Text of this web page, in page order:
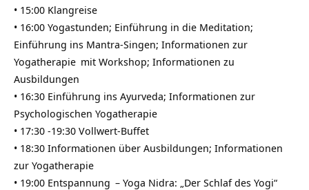
• 15:00 Klangreise
• 16:00 Yogastunden; Einführung in die Meditation;
Einführung ins Mantra-Singen; Informationen zur
Yogatherapie mit Workshop; Informationen zu
Ausbildungen
• 16:30 Einführung ins Ayurveda; Informationen zur
Psychologischen Yogatherapie
• 17:30 -19:30 Vollwert-Buffet
• 18:30 Informationen über Ausbildungen; Informationen
zur Yogatherapie
• 19:00 Entspannung – Yoga Nidra: „Der Schlaf des Yogi“